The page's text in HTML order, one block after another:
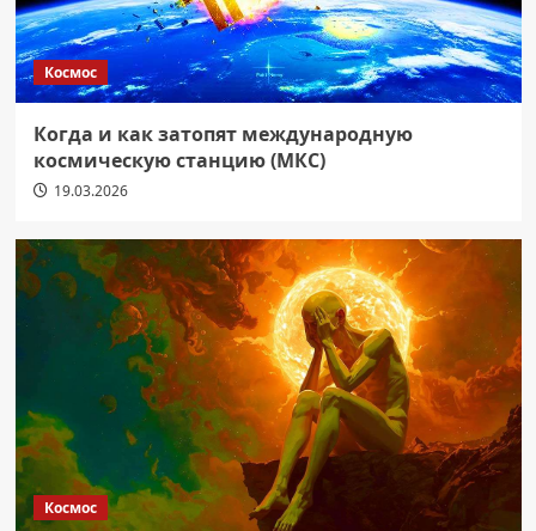
Космос
Когда и как затопят международную
космическую станцию (МКС)
19.03.2026
Космос